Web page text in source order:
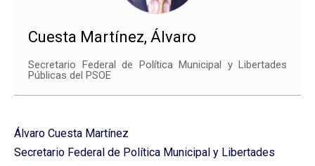
Cuesta Martínez, Álvaro
Secretario Federal de Política Municipal y Libertades
Públicas del PSOE
Álvaro Cuesta Martínez
Secretario Federal de Política Municipal y Libertades